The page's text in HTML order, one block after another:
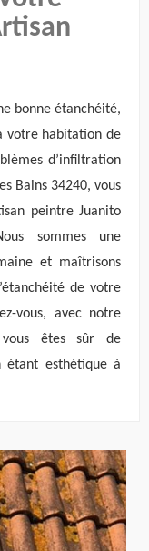
bonne étanchéité,
votre habitation de
d’infiltration
Bains 34240, vous
peintre Juanito
sommes une
et maîtrisons
de votre
vous, avec notre
vous êtes sûr de
esthétique à